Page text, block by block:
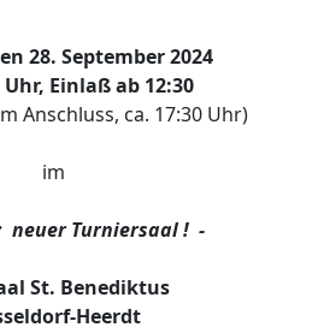
28. September 2024
Einlaß ab 12:30
Anschluss, ca. 17:30 Uhr)
im
neuer Turniersaal ! -
St. Benediktus
Heerdt